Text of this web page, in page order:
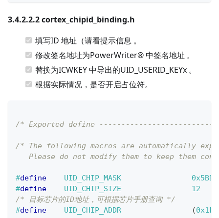
3.4.2.2.2 cortex_chipid_binding.h
填写ID 地址（请看提示信息 。
修改签名地址为PowerWriter® 中签名地址 。
替换为ICWKEY 中导出的UID_USERID_KEYx 。
根据实际情况，是否开启占位符。
/* Exported define
/* The following macros are automatically
Please do not modify them to keep them
#define UID_CHIP_MASK
#define UID_CHIP_SIZE
12
/* 目标芯片的ID地址，可根据芯片手册查询 */
#define UID_CHIP_ADDR (